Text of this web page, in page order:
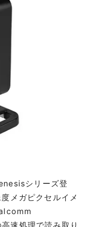
シリーズ登
メガピクセルイメ
速処理で読み取り